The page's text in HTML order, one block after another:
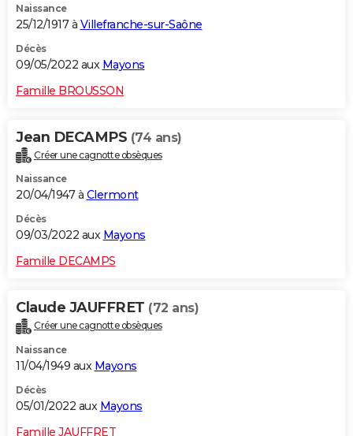
Naissance
25/12/1917 à Villefranche-sur-Saône
Décès
09/05/2022 aux Mayons
Famille BROUSSON
Jean DECAMPS (74 ans)
Créer une cagnotte obsèques
Naissance
20/04/1947 à Clermont
Décès
09/03/2022 aux Mayons
Famille DECAMPS
Claude JAUFFRET (72 ans)
Créer une cagnotte obsèques
Naissance
11/04/1949 aux Mayons
Décès
05/01/2022 aux Mayons
Famille JAUFFRET